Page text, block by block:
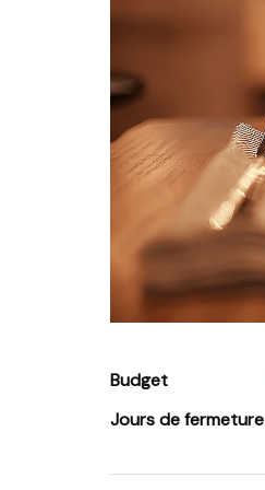
Budget
Jours de fermeture